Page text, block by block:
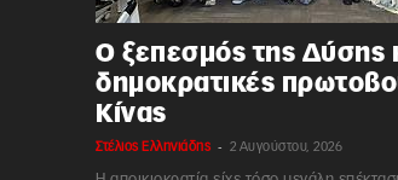
Ο ξεπεσμός της Δύσης
δημοκρατικές
Κίνας
Στέλιος Ελληνιάδης - 2 Αυγούστου, 2026